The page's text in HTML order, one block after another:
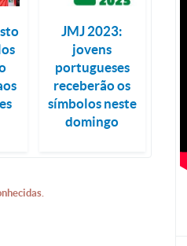
JMJ 2023:
jovens
portugueses
receberão os
símbolos neste
domingo